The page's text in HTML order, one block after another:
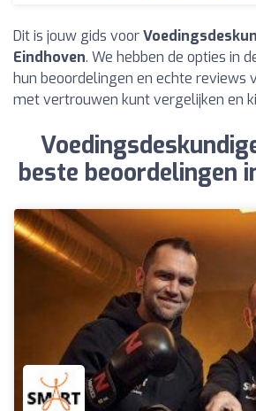
Dit is jouw gids voor
Eindhoven. We hebben de opties in
hun beoordelingen en echte reviews
met vertrouwen kunt vergelijken en
beste beoordelingen